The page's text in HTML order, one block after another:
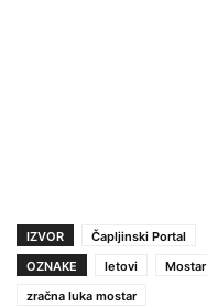
IZVOR
Čapljinski Portal
OZNAKE
letovi Mostar
zračna luka mostar